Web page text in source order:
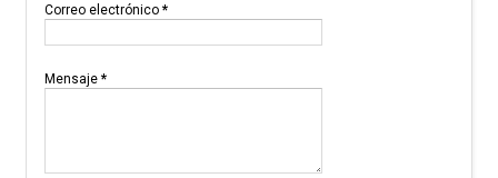
Correo electrónico *
Mensaje *